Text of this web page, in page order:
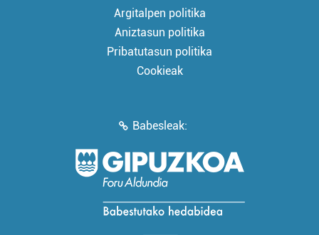
Argitalpen politika
Aniztasun politika
Pribatutasun politika
Cookieak
Babesleak: